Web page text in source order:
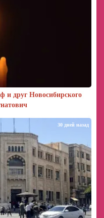
и друг Новосибирского
30 дней назад